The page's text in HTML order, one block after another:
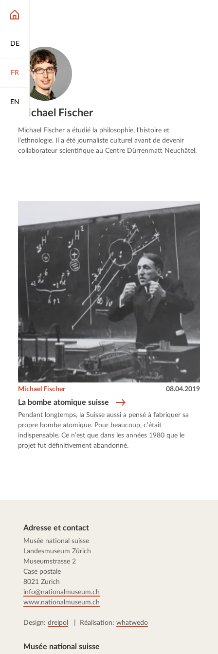
DE
FR
EN
Michael Fischer
Michael Fischer a étudié la philosophie, l’histoire et
l’ethnologie. Il a été journaliste culturel avant de devenir
collaborateur scientifique au Centre Dürrenmatt Neuchâtel.
La bombe atomique suisse
Michael Fischer 08.04.2019
Pendant longtemps, la Suisse aussi a pensé à fabriquer sa
propre bombe atomique. Pour beaucoup, c’était
indispensable. Ce n’est que dans les années 1980 que le
projet fut définitivement abandonné.
Adresse et contact
Musée national suisse
Landesmuseum Zürich
Museumstrasse 2
Case postale
8021 Zurich
info@nationalmuseum.ch
www.nationalmuseum.ch
Design: dreipol | Réalisation: whatwedo
Musée national suisse